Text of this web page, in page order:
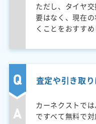
ただし、タイヤ
要はなく、現在
くことをおすすめ
査定や引き取
カーネクストで
ですべて無料で対